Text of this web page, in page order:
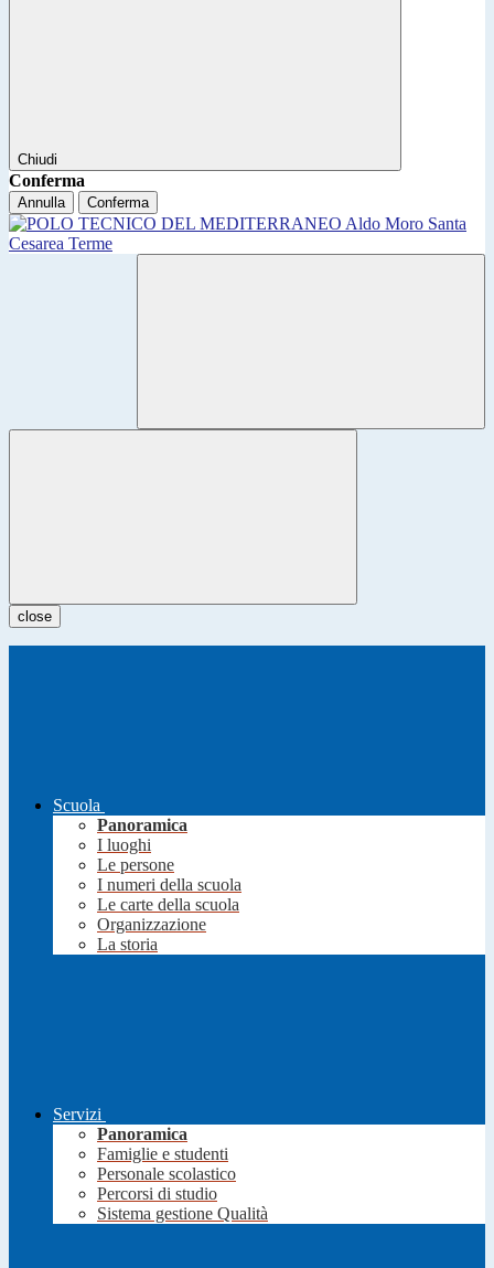
Chiudi
Conferma
Annulla Conferma
close
Scuola
Panoramica
I luoghi
Le persone
I numeri della scuola
Le carte della scuola
Organizzazione
La storia
Servizi
Panoramica
Famiglie e studenti
Personale scolastico
Percorsi di studio
Sistema gestione Qualità